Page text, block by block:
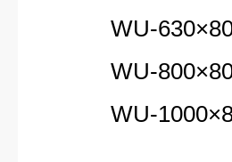
WU-630×80-J
WU-800×80-J
WU-1000×80-